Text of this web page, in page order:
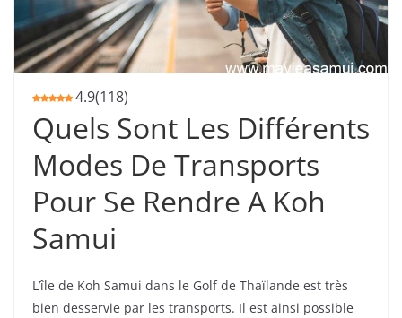
4.9(118)
Quels Sont Les Différents
Modes De Transports
Pour Se Rendre A Koh
Samui
L’île de Koh Samui dans le Golf de Thaïlande est très
bien desservie par les transports. Il est ainsi possible